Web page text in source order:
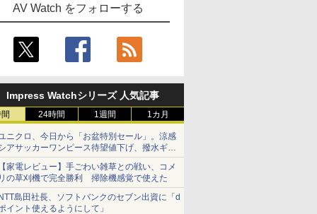
AV Watch をフォローする
Impress Watchシリーズ 人気記事
24時間 1週間 1カ月
ニクロ、今日から「お盆特別セール」。涼感
アサッカーワンピース待望値下げ、撥水ギア
ョーツは1990円に
家電レビュー】手ごわい雑草との戦い、コメ
の草刈機で完全勝利 掃除機感覚で使えた
島田社長、ソフトバンクのセブン出資に「d
イント使えるようにして」